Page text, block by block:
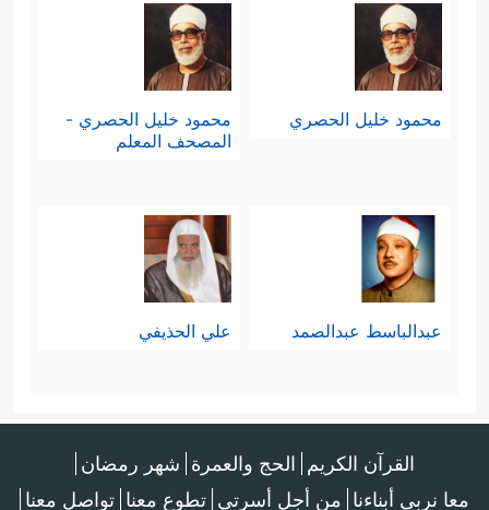
محمود خليل الحصري
محمود خليل الحصري -
المصحف المعلم
عبدالباسط عبدالصمد علي الحذيفي
القرآن الكريم الحج والعمرة شهر رمضان
معا نربي أبناءنا من أجل أسرتي تطوع معنا تواصل معنا